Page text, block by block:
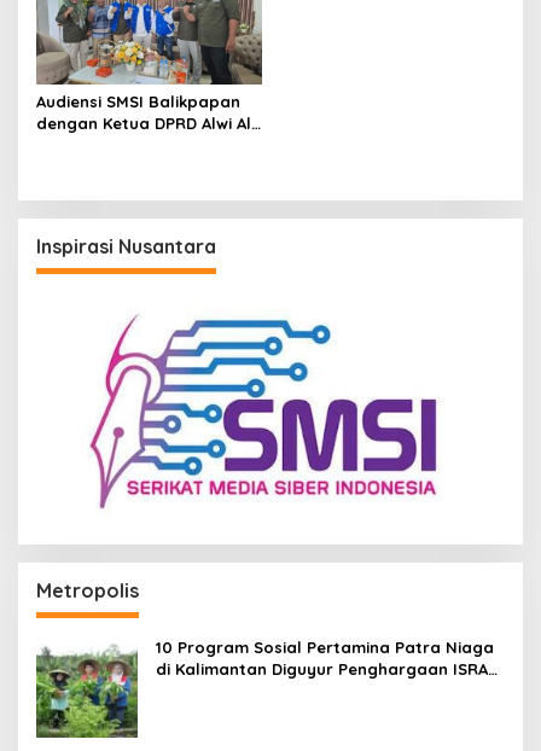
Audiensi SMSI Balikpapan
dengan Ketua DPRD Alwi Al
Inspirasi Nusantara
Metropolis
10 Program Sosial Pertamina Patra Niaga
di Kalimantan Diguyur Penghargaan ISRA